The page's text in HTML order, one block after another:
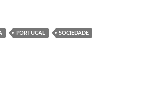
PORTUGAL
SOCIEDADE